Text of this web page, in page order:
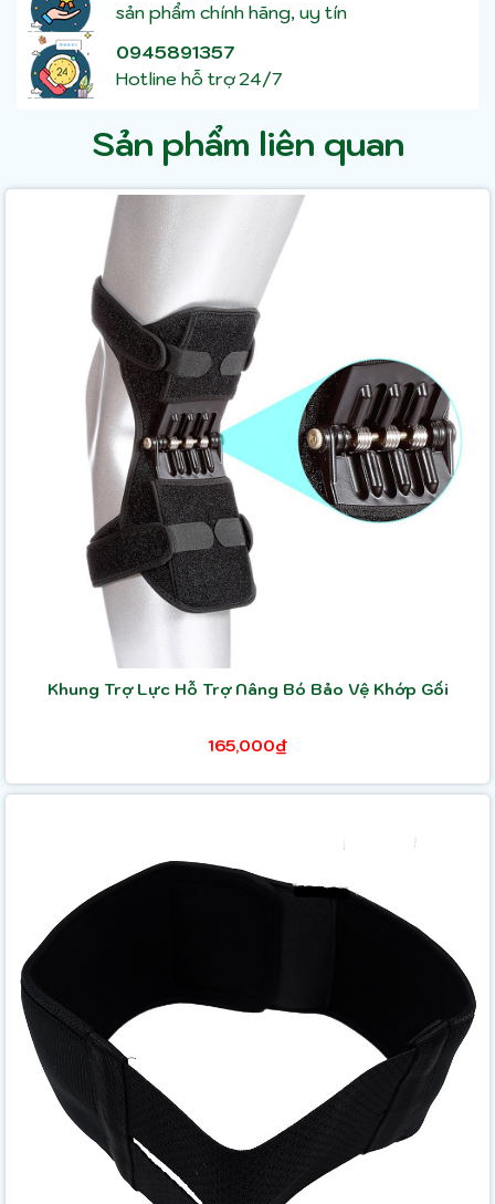
sản phẩm chính hãng, uy tín
0945891357
Hotline hỗ trợ 24/7
Sản phẩm liên quan
Khung Trợ Lực Hỗ Trợ Nâng Bó Bảo Vệ Khớp Gối
165,000₫